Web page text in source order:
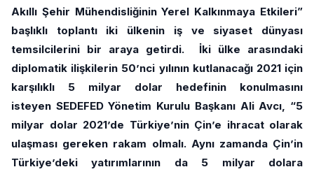
Akıllı Şehir Mühendisliğinin Yerel Kalkınmaya Etkileri”
başlıklı toplantı iki ülkenin iş ve siyaset dünyası
temsilcilerini bir araya getirdi. İki ülke arasındaki
diplomatik ilişkilerin 50’nci yılının kutlanacağı 2021 için
karşılıklı 5 milyar dolar hedefinin konulmasını
isteyen SEDEFED Yönetim Kurulu Başkanı Ali Avcı, “5
milyar dolar 2021’de Türkiye’nin Çin’e ihracat olarak
ulaşması gereken rakam olmalı. Aynı zamanda Çin’in
Türkiye’deki yatırımlarının da 5 milyar dolara